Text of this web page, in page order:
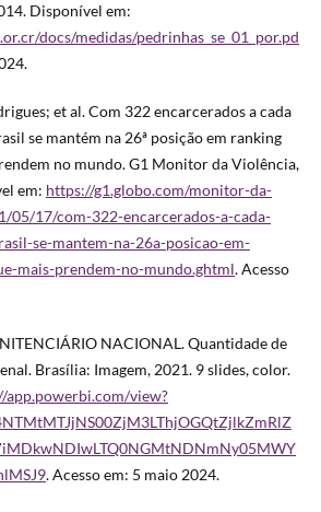
Disponível em:
docs/medidas/pedrinhas_se_01_por.pd
et al. Com 322 encarcerados a cada
se mantém na 26ª posição em ranking
no mundo. G1 Monitor da Violência,
em: https://g1.globo.com/monitor-da-
05/17/com-322-encarcerados-a-cada-
se-mantem-na-26a-posicao-em-
mais-prendem-no-mundo.ghtml. Acesso
NACIONAL. Quantidade de
Brasília: Imagem, 2021. 9 slides, color.
app.powerbi.com/view?
. Acesso em: 5 maio 2024.